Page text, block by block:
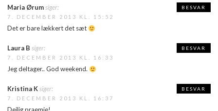
Maria Ørumsiger:
7. DECEMBER 2013 KL. 15:52
Det er bare lækkert det sæt
BESVAR
Laura B siger:
7. DECEMBER 2013 KL. 16:33
Jeg deltager.. God weekend.
BESVAR
Kristina Ksiger:
7. DECEMBER 2013 KL. 16:37
BESVAR